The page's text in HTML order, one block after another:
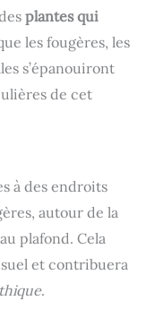
plantes qui
les fougères, les
s’épanouiront
de cet
à des endroits
autour de la
plafond. Cela
et contribuera
.